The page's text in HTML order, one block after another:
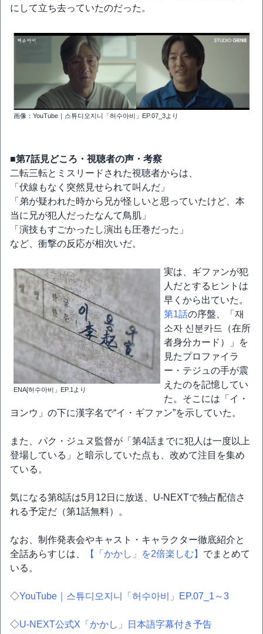
にして立ち去っていたのだった。
画像：YouTube｜스튜디오지니「허수아비」EP.07_3より
■第7話見どころ・視聴者の声・考察
二転三転とミスリードされた視聴者からは、
「伏線もなく突然見せられて叫んだ」
「弟が疑われた時から兄が怪しいと思っていたけど、本
当に兄が犯人だったなんて鳥肌」
「演技もすごかったし演出も圧巻だった」
など、衝撃の反応が相次いだ。
ENA[허수아비」EP.1より
実は、ギファンが犯
人だとするヒントは
早くから出ていた。
第1話の序盤、「재
소자 신분카드（在所
者身分カード）」を
見たプロファイラ
ー・テジュの手が震
えたのを記憶してい
た。そこには「イ・
ヨンウ」の下に漢字名で“イ・ギファン”を示していた。
また、パク・ジュヌ監督が「第4話までに犯人は一度以上
登場している」と暗示していた点も、改めて注目を集め
ている。
気になる第8話は5月12日に放送、U-NEXTで独占配信さ
れる予定だ（第1話無料）。
なお、制作発表会やキャスト・キャラクター徹底紹介と
全話あらすじは、
【「かかし」を2倍楽しむ】 でまとめて
いる。
◇YouTube｜스튜디오지니「허수아비」EP.07_1～3
◇U-NEXT公式X「かかし」日本語字幕付き予告